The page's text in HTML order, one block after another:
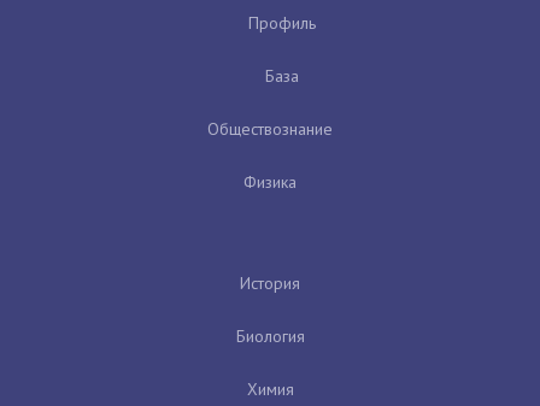
Профиль
База
Обществознание
Физика
История
Биология
Химия